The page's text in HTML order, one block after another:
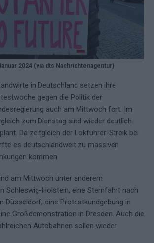
2024 (via dts Nachrichtenagentur)
in Deutschland setzen ihre
gegen die Politik der
auch am Mittwoch fort. Im
zum Dienstag sind wieder deutlich
Da zeitgleich der Lokführer-Streik bei
es deutschlandweit zu massiven
kommen.
am Mittwoch unter anderem
Schleswig-Holstein, eine Sternfahrt nach
Düsseldorf, eine Protestkundgebung in
Großdemonstration in Dresden. Auch die
Autobahnen sollen wieder